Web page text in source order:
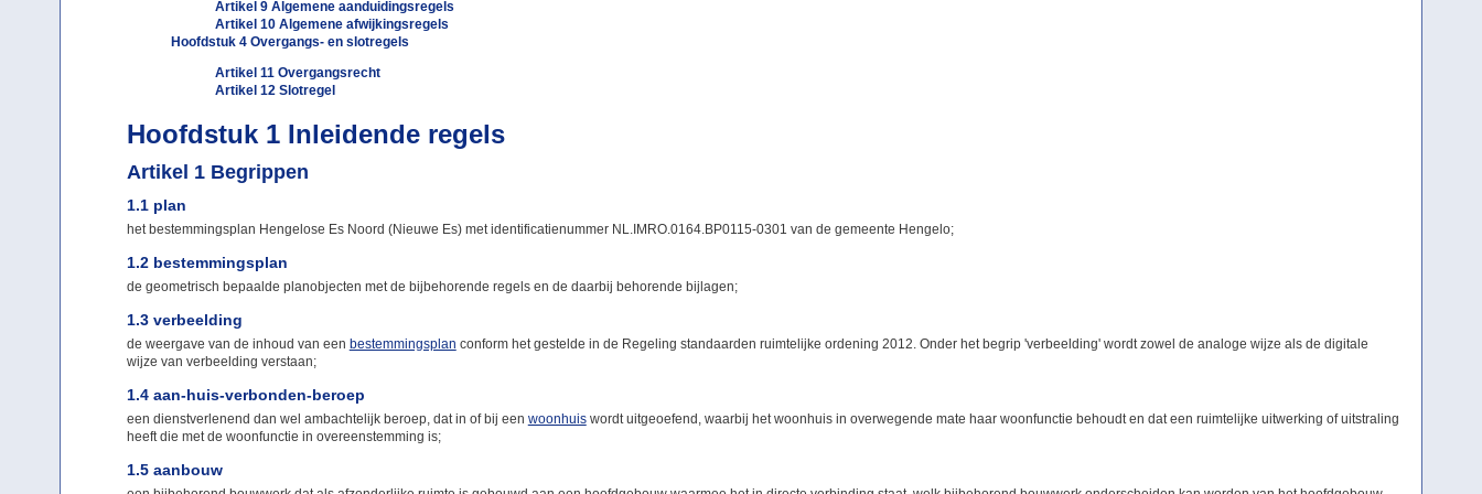
Artikel 9 Algemene aanduidingsregels
Artikel 10 Algemene afwijkingsregels
Hoofdstuk 4 Overgangs- en slotregels
Artikel 11 Overgangsrecht
Artikel 12 Slotregel
Hoofdstuk 1 Inleidende regels
Artikel 1 Begrippen
1.1 plan
het bestemmingsplan Hengelose Es Noord (Nieuwe Es) met identificatienummer NL.IMRO.0164.BP0115-0301 van de gemeente Hengelo;
1.2 bestemmingsplan
de geometrisch bepaalde planobjecten met de bijbehorende regels en de daarbij behorende bijlagen;
1.3 verbeelding
de weergave van de inhoud van een bestemmingsplan conform het gestelde in de Regeling standaarden ruimtelijke ordening 2012. Onder het begrip 'verbeelding' wordt zowel de analoge wijze als de digitale
wijze van verbeelding verstaan;
1.4 aan-huis-verbonden-beroep
een dienstverlenend dan wel ambachtelijk beroep, dat in of bij een woonhuiswordt uitgeoefend, waarbij het woonhuis in overwegende mate haar woonfunctie behoudt en dat een ruimtelijke uitwerking of uitstraling
heeft die met de woonfunctie in overeenstemming is;
1.5 aanbouw